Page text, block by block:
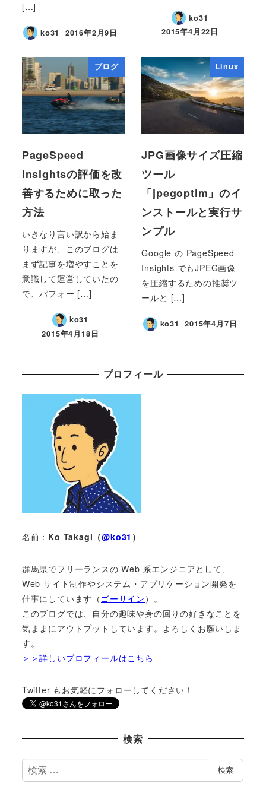
[…]
ko31 2016年2月9日
ko31
2015年4月22日
ブログ
PageSpeed
Insightsの評価を改
善するために取った
方法
いきなり言い訳から始ま
りますが、このブログは
まず記事を増やすことを
意識して運営していたの
で、パフォー […]
ko31
2015年4月18日
Linux
JPG画像サイズ圧縮
ツール
「jpegoptim」のイ
ンストールと実行サ
ンプル
Google の PageSpeed
Insights でもJPEG画像
を圧縮するための推奨ツ
ールと […]
ko31 2015年4月7日
プロフィール
名前： Ko Takagi（@ko31 ）
群馬県でフリーランスの Web 系エンジニアとして、
Web サイト制作やシステム・アプリケーション開発を
仕事にしています（ ゴーサイン ）。
このブログでは、自分の趣味や身の回りの好きなことを
気ままにアウトプットしています。よろしくお願いしま
す。
＞＞詳しいプロフィールはこちら
Twitter もお気軽にフォローしてください！
検索
検
索
検索